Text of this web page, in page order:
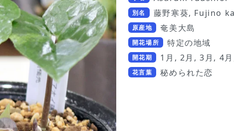
別名 藤野寒葵, Fujino
原産地 奄美大島
開花場所 特定の地域
開花期 1月, 2月, 3月, 4
花言葉 秘められた恋